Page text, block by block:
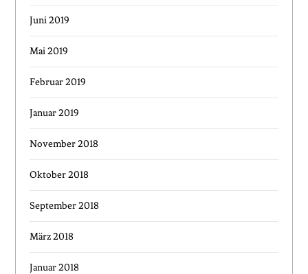
Juni 2019
Mai 2019
Februar 2019
Januar 2019
November 2018
Oktober 2018
September 2018
März 2018
Januar 2018